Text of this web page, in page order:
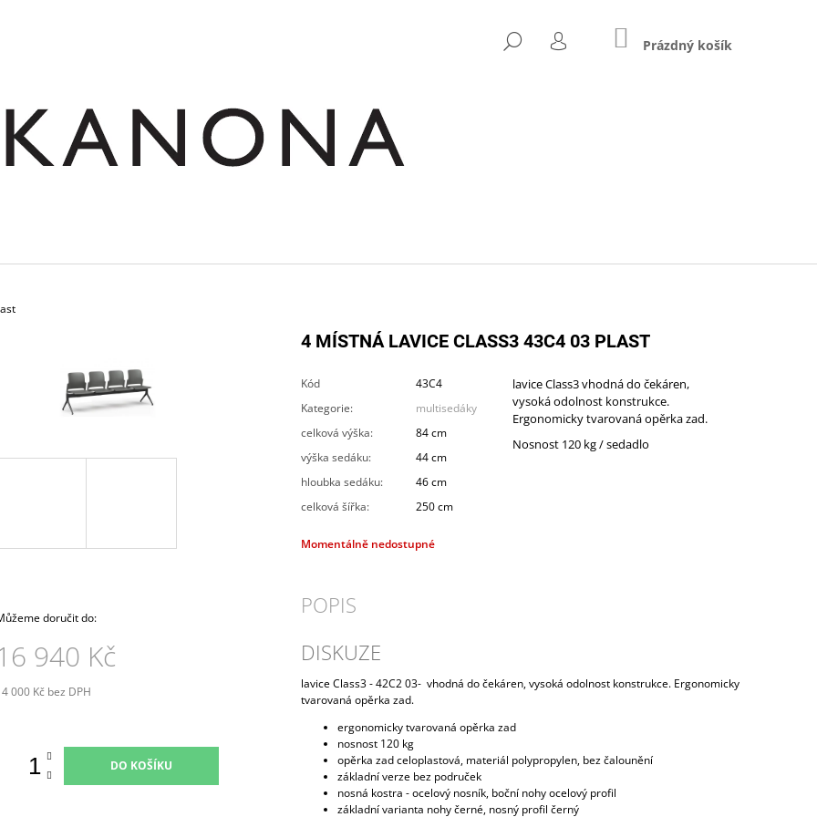
HLEDAT
PŘIHLÁŠENÍ
NÁKUPNÍ
KOŠÍK
Prázdný košík
4 MÍSTNÁ LAVICE CLASS3 43C4 03 PLAST
Kód
43C4
Kategorie:
multisedáky
celková výška:
84 cm
výška sedáku:
44 cm
hloubka sedáku:
46 cm
celková šířka: 250 cm
Momentálně nedostupné
lavice Class3 vhodná do čekáren,
vysoká odolnost konstrukce.
Ergonomicky tvarovaná opěrka zad.
Nosnost 120 kg / sedadlo
doručit do:
940 Kč
000 Kč bez DPH
DO KOŠÍKU
POPIS
DISKUZE
lavice Class3 - 42C2 03- vhodná do čekáren, vysoká odolnost konstrukce. Ergonomicky
tvarovaná opěrka zad.
ergonomicky tvarovaná opěrka zad
nosnost 120 kg
opěrka zad celoplastová, materiál polypropylen, bez čalounění
základní verze bez područek
nosná kostra - ocelový nosník, boční nohy ocelový profil
základní varianta nohy černé, nosný profil černý
HLEDAT
Následující
SKŘÍŇ NÁSTAVNÁ ROHOVÁ OTEVŘENÁ
PRAVÁ 80 CM (E-SKN-280-ROH-P)
STŮL JEDNACÍ ROZŠÍŘENÝ (A-STJ-02)
10 272,90 Kč